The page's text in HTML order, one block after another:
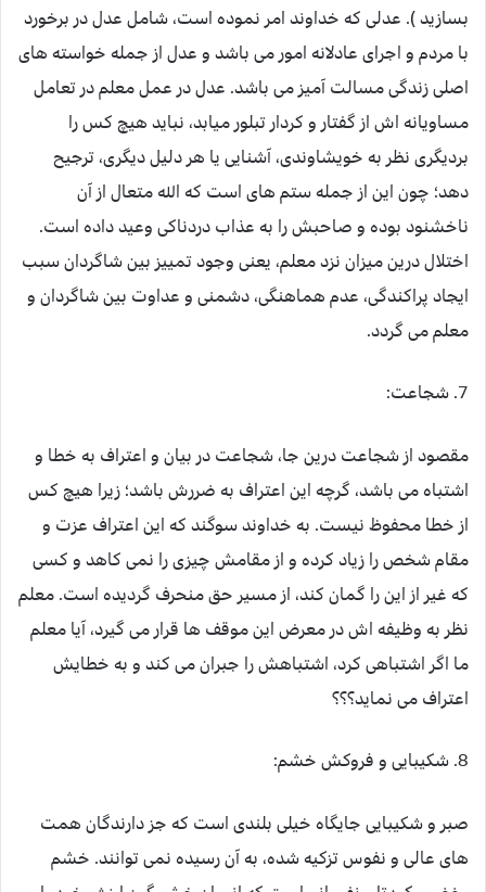
بسازيد ). عدلی که خداوند امر نموده است، شامل عدل در برخورد
با مردم و اجرای عادلانه امور می باشد و عدل از جمله خواسته های
اصلی زندگی مسالت آمیز می باشد. عدل در عمل معلم در تعامل
مساویانه اش از گفتار و کردار تبلور میابد، نباید هیچ کس را
بردیگری نظر به خویشاوندی، آشنایی یا هر دلیل دیگری، ترجیح
دهد؛ چون این از جمله ستم های است که الله متعال از آن
ناخشنود بوده و صاحبش را به عذاب دردناکی وعید داده است.
اختلال درین میزان نزد معلم، یعنی وجود تمییز بین شاگردان سبب
ایجاد پراکندگی، عدم هماهنگی، دشمنی و عداوت بین شاگردان و
معلم می گردد.
7. شجاعت:
مقصود از شجاعت درین جا، شجاعت در بیان و اعتراف به خطا و
اشتباه می باشد، گرچه این اعتراف به ضررش باشد؛ زیرا هیچ کس
از خطا محفوظ نیست. به خداوند سوگند که این اعتراف عزت و
مقام شخص را زیاد کرده و از مقامش چیزی را نمی کاهد و کسی
که غیر از این را گمان کند، از مسیر حق منحرف گردیده است. معلم
نظر به وظیفه اش در معرض این موقف ها قرار می گیرد، آیا معلم
ما اگر اشتباهی کرد، اشتباهش را جبران می کند و به خطایش
اعتراف می نماید؟؟؟
8. شکیبایی و فروکش خشم:
صبر و شکیبایی جایگاه خیلی بلندی است که جز دارندگان همت
های عالی و نفوس تزکیه شده، به آن رسیده نمی توانند. خشم